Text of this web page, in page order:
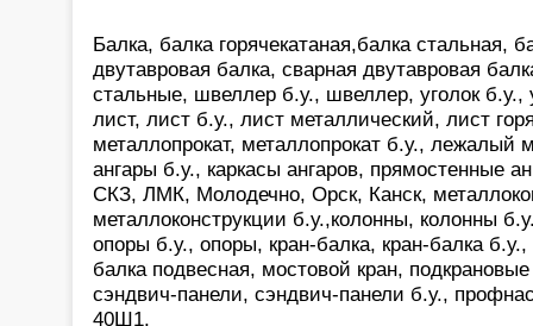
Балка, балка горячекатаная,балка стальная,
двутавровая балка, сварная двутавровая
стальные, швеллер б.у., швеллер, уголок б.у.,
лист, лист б.у., лист металлический, лист
металлопрокат, металлопрокат б.у., лежалый
ангары б.у., каркасы ангаров, прямостенные
СКЗ, ЛМК, Молодечно, Орск, Канск,
металлоконструкции б.у.,колонны, колонны
опоры б.у., опоры, кран-балка, кран-балка б.у.,
балка подвесная, мостовой кран,
сэндвич-панели, сэндвич-панели б.у.,
40Ш1,